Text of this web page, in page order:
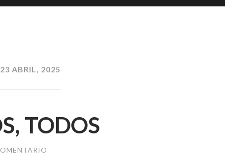
23 ABRIL, 2025
TODOS